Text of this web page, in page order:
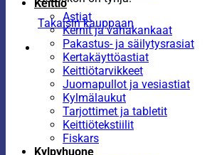
Takaisin kauppaan
Keittiö
Astiat
Kernit ja vahakankaat
Pakastus- ja säilytysrasiat
Kertakäyttöastiat
Keittiötarvikkeet
Juomapullot ja vesiastiat
Kylmälaukut
Tarjottimet ja tabletit
Keittiötekstiilit
Fiskars
Kylpyhuone